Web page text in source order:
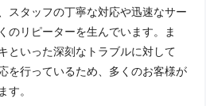
スタッフの丁寧な対応や迅速なサー
のリピーターを生んでいます。ま
といった深刻なトラブルに対して
を行っているため、多くのお客様が
す。